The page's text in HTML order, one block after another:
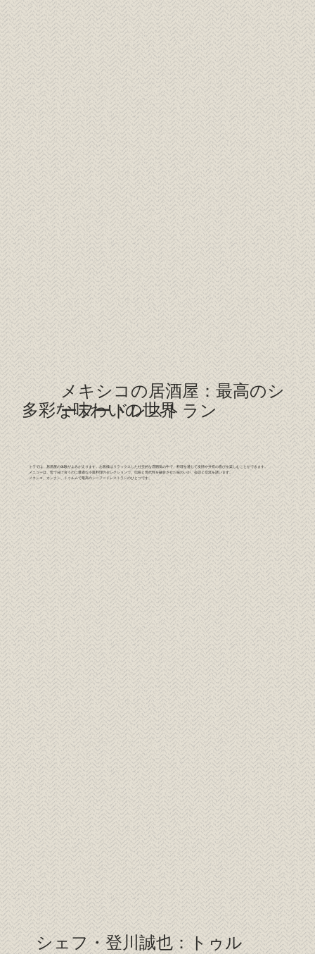
多彩な味わいの世界
メキシコの居酒屋：最高のシ
ーフードレストラン
トラでは、居酒屋の体験がよみがえります。お客様はリラックスした社交的な雰囲気の中で、料理を通じて友情や共有の喜びを楽しむことができます。
メニューは、皆で分け合うのに最適な小皿料理のセレクションで、伝統と現代性を融合させた味わいが、会話と交流を誘います。
メキシコ、カンクン、トゥルムで最高のシーフードレストランのひとつです。
シェフ・登川誠也：トゥル